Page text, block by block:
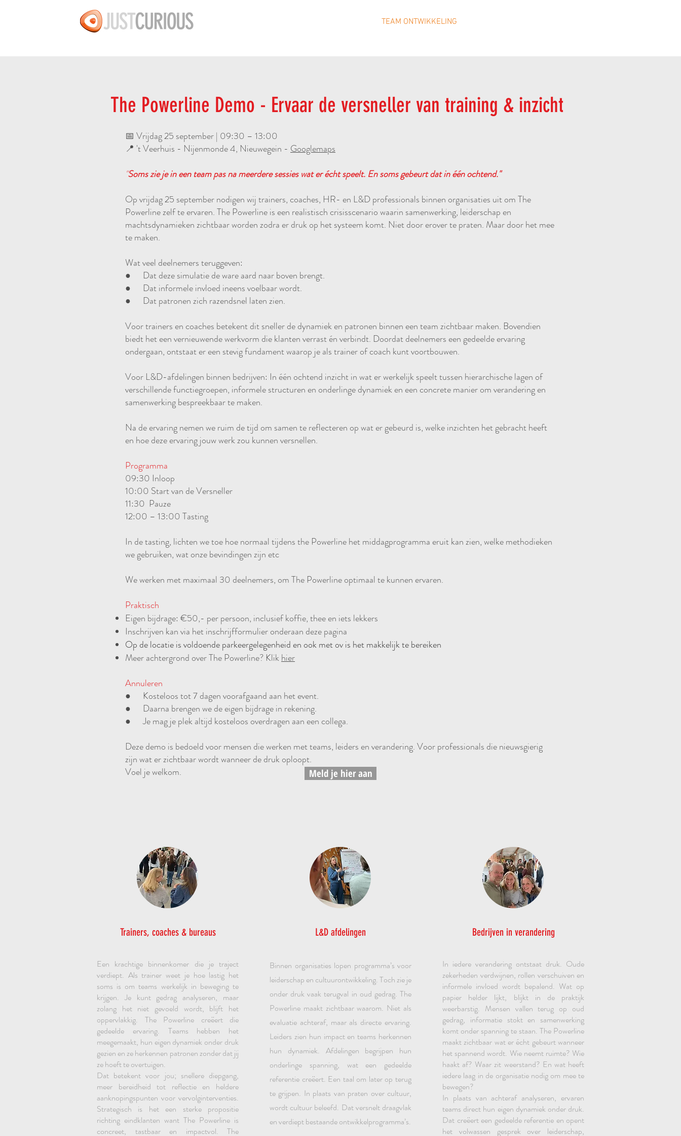
TEAM ONTWIKKELING
The Powerline Demo - Ervaar de versneller van training & inzicht
📅 Vrijdag 25 september | 09:30 – 13:00
📍 't Veerhuis - Nijenmonde 4, Nieuwegein - Googlemaps
"Soms zie je in een team pas na meerdere sessies wat er écht speelt. En soms gebeurt dat in één ochtend."
Op vrijdag 25 september nodigen wij trainers, coaches, HR- en L&D professionals binnen organisaties uit om The
Powerline zelf te ervaren. The Powerline is een realistisch crisisscenario waarin samenwerking, leiderschap en
machtsdynamieken zichtbaar worden zodra er druk op het systeem komt. Niet door erover te praten. Maar door het mee
te maken.
Wat veel deelnemers teruggeven:
● Dat deze simulatie de ware aard naar boven brengt.
● Dat informele invloed ineens voelbaar wordt.
● Dat patronen zich razendsnel laten zien.
Voor trainers en coaches betekent dit sneller de dynamiek en patronen binnen een team zichtbaar maken. Bovendien
biedt het een vernieuwende werkvorm die klanten verrast én verbindt. Doordat deelnemers een gedeelde ervaring
ondergaan, ontstaat er een stevig fundament waarop je als trainer of coach kunt voortbouwen.
Voor L&D-afdelingen binnen bedrijven: In één ochtend inzicht in wat er werkelijk speelt tussen hierarchische lagen of
verschillende functiegroepen, informele structuren en onderlinge dynamiek en een concrete manier om verandering en
samenwerking bespreekbaar te maken.
Na de ervaring nemen we ruim de tijd om samen te reflecteren op wat er gebeurd is, welke inzichten het gebracht heeft
en hoe deze ervaring jouw werk zou kunnen versnellen.
Programma
09:30 Inloop
10:00 Start van de Versneller
11:30 Pauze
12:00 – 13:00 Tasting
In de tasting, lichten we toe hoe normaal tijdens the Powerline het middagprogramma eruit kan zien, welke methodieken
we gebruiken, wat onze bevindingen zijn etc
We werken met maximaal 30 deelnemers, om The Powerline optimaal te kunnen ervaren.
Praktisch
Eigen bijdrage: €50,- per persoon, inclusief koffie, thee en iets lekkers
Inschrijven kan via het inschrijfformulier onderaan deze pagina
Op de locatie is voldoende parkeergelegenheid en ook met ov is het makkelijk te bereiken
Meer achtergrond over The Powerline? Klik hier
Annuleren
● Kosteloos tot 7 dagen voorafgaand aan het event.
● Daarna brengen we de eigen bijdrage in rekening.
● Je mag je plek altijd kosteloos overdragen aan een collega.
Deze demo is bedoeld voor mensen die werken met teams, leiders en verandering. Voor professionals die nieuwsgierig
zijn wat er zichtbaar wordt wanneer de druk oploopt.
Voel je welkom.
Meld je hier aan
Trainers, coaches & bureaus
Een krachtige binnenkomer die je traject
verdiept. Als trainer weet je hoe lastig het
soms is om teams werkelijk in beweging te
krijgen. Je kunt gedrag analyseren, maar
zolang het niet gevoeld wordt, blijft het
oppervlakkig. The Powerline creëert die
gedeelde ervaring. Teams hebben het
meegemaakt, hun eigen dynamiek onder druk
gezien en ze herkennen patronen zonder dat jij
ze hoeft te overtuigen.
Dat betekent voor jou; snellere diepgang,
meer bereidheid tot reflectie en heldere
aanknopingspunten voor vervolginterventies.
Strategisch is het een sterke propositie
richting eindklanten want The Powerline is
concreet, tastbaar en impactvol. The
L&D afdelingen
Binnen organisaties lopen programma’s voor
leiderschap en cultuurontwikkeling. Toch zie je
onder druk vaak terugval in oud gedrag. The
Powerline maakt zichtbaar waarom. Niet als
evaluatie achteraf, maar als directe ervaring.
Leiders zien hun impact en teams herkennen
hun dynamiek. Afdelingen begrijpen hun
onderlinge spanning, wat een gedeelde
referentie creëert. Een taal om later op terug
te grijpen. In plaats van praten over cultuur,
wordt cultuur beleefd. Dat versnelt draagvlak
en verdiept bestaande ontwikkelprogramma’s.
Bedrijven in verandering
In iedere verandering ontstaat druk. Oude
zekerheden verdwijnen, rollen verschuiven en
informele invloed wordt bepalend. Wat op
papier helder lijkt, blijkt in de praktijk
weerbarstig. Mensen vallen terug op oud
gedrag, informatie stokt en samenwerking
komt onder spanning te staan. The Powerline
maakt zichtbaar wat er écht gebeurt wanneer
het spannend wordt. Wie neemt ruimte? Wie
haakt af? Waar zit weerstand? En wat heeft
iedere laag in de organisatie nodig om mee te
bewegen?
In plaats van achteraf analyseren, ervaren
teams direct hun eigen dynamiek onder druk.
Dat creëert een gedeelde referentie en opent
het volwassen gesprek over leiderschap,